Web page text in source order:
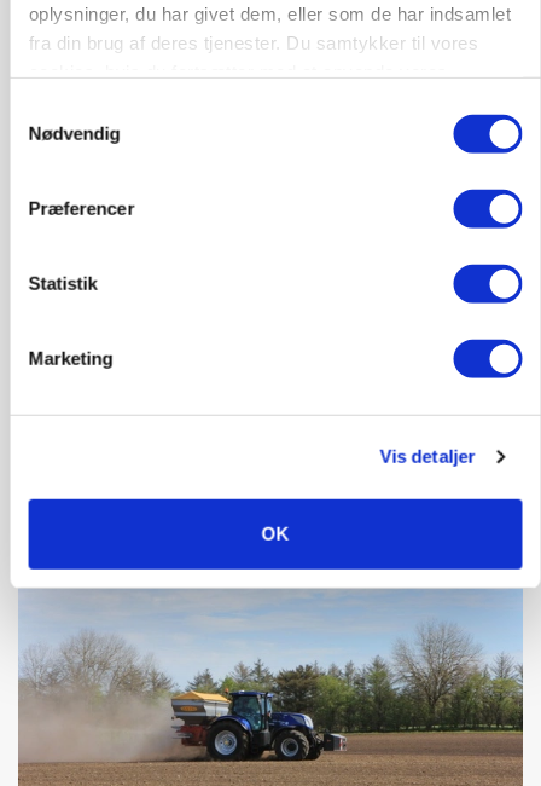
oplysninger, du har givet dem, eller som de har indsamlet
fra din brug af deres tjenester. Du samtykker til vores
Nødvendig
Præferencer
Statistik
Marketing
Vis detaljer
OK
Fra mark til mur: Byggeriet kan åbne nyt
marked for biokul
protestgruppe vil demonstrere mod ny